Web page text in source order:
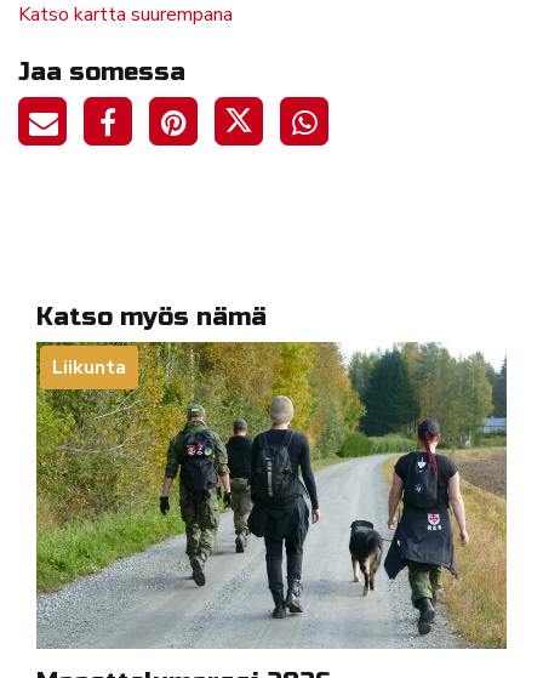
Katso kartta suurempana
Jaa somessa
Katso myös nämä
Liikunta